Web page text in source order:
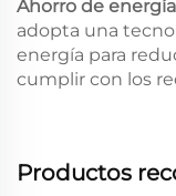
Ahorro de
adopta una
energía para
cumplir con los
Productos